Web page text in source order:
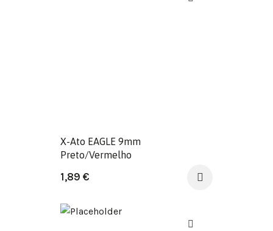
X-Ato EAGLE 9mm
Preto/Vermelho
1,89 €